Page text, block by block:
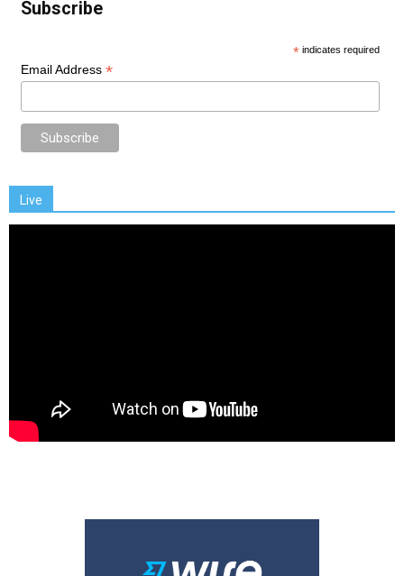
Subscribe
* indicates required
Email Address *
Live